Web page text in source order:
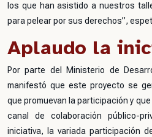
los que han asistido a nuestros
para pelear por sus derechos”,
Aplaudo la
Por parte del Ministerio de
manifestó que este proyecto se
que promuevan la participación y
canal de colaboración público-
iniciativa, la variada participación